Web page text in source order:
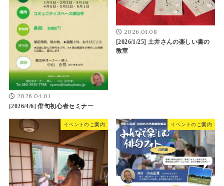
2026.04.01
[2026/4/6] 俳句初心者セミナー
2026.01.08
[2026/1/25] 土井さんの楽しい書の
教室
イベントのご案内 イベントのご案内